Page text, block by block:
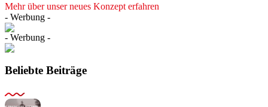
Mehr über unser neues Konzept erfahren
- Werbung -
- Werbung -
Beliebte Beiträge